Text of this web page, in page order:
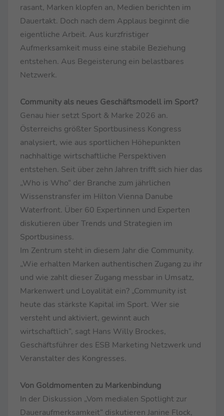
rasant, Marken klopfen an, Medien berichten im
Dauertakt. Doch nach dem Applaus beginnt die
eigentliche Arbeit. Aus kurzfristiger
Aufmerksamkeit muss eine stabile Beziehung
entstehen. Aus Begeisterung ein belastbares
Netzwerk.
Community als neues Geschäftsmodell im Sport?
Genau hier setzt Sport & Marke 2026 an.
Österreichs größter Sportbusiness Kongress
analysiert, wie aus sportlichen Höhepunkten
nachhaltige wirtschaftliche Perspektiven
entstehen. Seit über zehn Jahren trifft sich hier das
„Who is Who“ der Branche zum jährlichen
Wissenstransfer im Hilton Vienna Danube
Waterfront. Über 60 Expertinnen und Experten
diskutieren über Trends und Strategien im
Sportbusiness.
Im Zentrum steht in diesem Jahr die Community.
„Wie erhalten Marken authentischen Zugang zu ihr
und wie zahlt dieser Zugang messbar in Umsatz,
Markenwert und Loyalität ein? „Community ist
heute das stärkste Kapital im Sport. Wer sie
versteht und aktiviert, gewinnt auch
wirtschaftlich“, sagt Hans Willy Brockes,
Geschäftsführer des ESB Marketing Netzwerk und
Veranstalter des Kongresses.
Von Goldmomenten zu Markenbindung
In der Diskussion „Vom medialen Spotlight zur
Daueraufmerksamkeit“ diskutieren Janine Flock,